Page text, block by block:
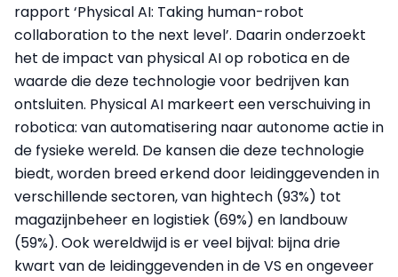
rapport ‘Physical AI: Taking human-robot
collaboration to the next level’. Daarin onderzoekt
het de impact van physical AI op robotica en de
waarde die deze technologie voor bedrijven kan
ontsluiten. Physical AI markeert een verschuiving in
robotica: van automatisering naar autonome actie in
de fysieke wereld. De kansen die deze technologie
biedt, worden breed erkend door leidinggevenden in
verschillende sectoren, van hightech (93%) tot
magazijnbeheer en logistiek (69%) en landbouw
(59%). Ook wereldwijd is er veel bijval: bijna drie
kwart van de leidinggevenden in de VS en ongeveer